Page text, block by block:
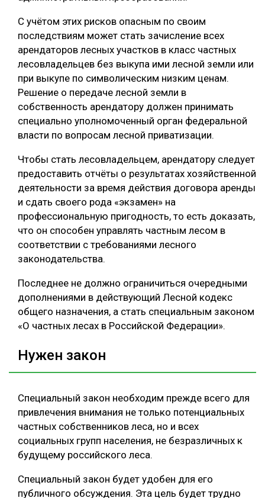
С учётом этих рисков опасным по своим
последствиям может стать зачисление всех
арендаторов лесных участков в класс частных
лесовладельцев без выкупа ими лесной земли или
при выкупе по символическим низким ценам.
Решение о передаче лесной земли в
собственность арендатору должен принимать
специально уполномоченный орган федеральной
власти по вопросам лесной приватизации.
Чтобы стать лесовладельцем, арендатору следует
предоставить отчёты о результатах хозяйственной
деятельности за время действия договора аренды
и сдать своего рода «экзамен» на
профессиональную пригодность, то есть доказать,
что он способен управлять частным лесом в
соответствии с требованиями лесного
законодательства.
Последнее не должно ограничиться очередными
дополнениями в действующий Лесной кодекс
общего назначения, а стать специальным законом
«О частных лесах в Российской Федерации».
Нужен закон
Специальный закон необходим прежде всего для
привлечения внимания не только потенциальных
частных собственников леса, но и всех
социальных групп населения, не безразличных к
будущему российского леса.
Специальный закон будет удобен для его
публичного обсуждения. Эта цель будет трудно